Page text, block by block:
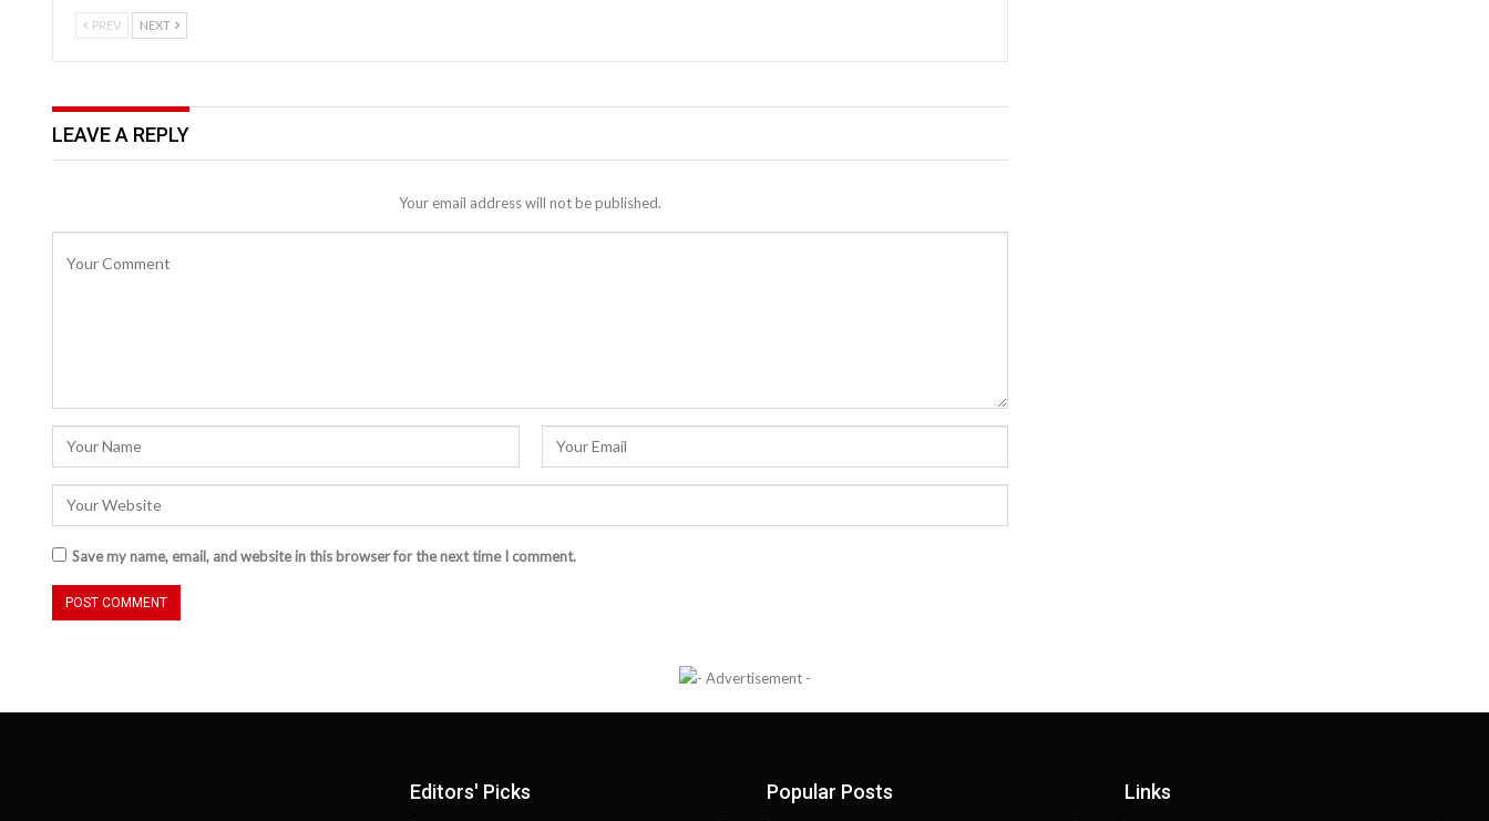
PREV NEXT
LEAVE A REPLY
Your email address will not be published.
Save my name, email, and website in this browser for the next time I comment.
Editors' Picks Popular Posts Links